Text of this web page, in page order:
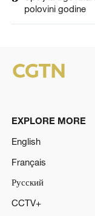
polovini godine
EXPLORE MORE
English
Français
Русский
CCTV+